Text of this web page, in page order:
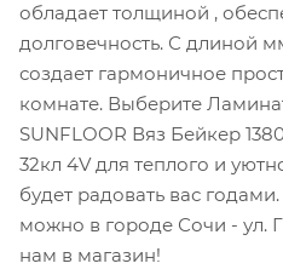
обладает толщиной ,
долговечность. С длиной
создает гармоничное
комнате. Выберите
SUNFLOOR Вяз Бейкер
32кл 4V для теплого и
будет радовать вас
можно в городе Сочи - ул.
нам в магазин!